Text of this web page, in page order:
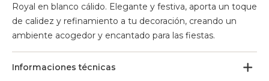
Royal en blanco cálido. Elegante y festiva, aporta un toque
de calidez y refinamiento a tu decoración, creando un
ambiente acogedor y encantado para las fiestas.
Informaciones técnicas